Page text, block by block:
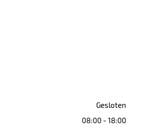
Gesloten
08:00 - 18:00